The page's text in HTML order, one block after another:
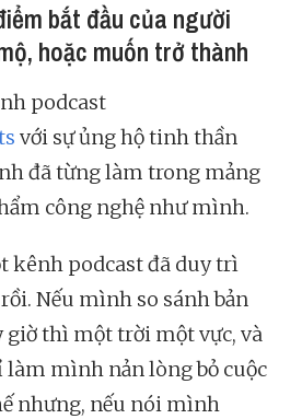
bắt đầu của người
hoặc muốn trở thành
podcast
với sự ủng hộ tinh thần
đã từng làm trong mảng
công nghệ như mình.
kênh podcast đã duy trì
Nếu mình so sánh bản
giờ thì một trời một vực, và
làm mình nản lòng bỏ cuộc
nhưng, nếu nói mình